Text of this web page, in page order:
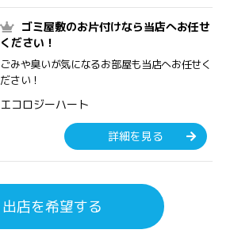
ゴミ屋敷のお片付けなら当店へお任せ
ください！
ごみや臭いが気になるお部屋も当店へお任せく
ださい！
エコロジーハート
詳細を見る
出店を希望する